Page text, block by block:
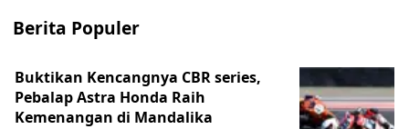
Berita Populer
Buktikan Kencangnya CBR series,
Pebalap Astra Honda Raih
Kemenangan di Mandalika